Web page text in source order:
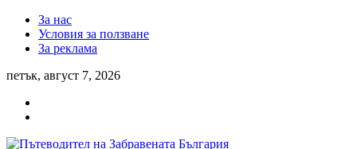
За нас
Условия за ползване
За реклама
петък, август 7, 2026